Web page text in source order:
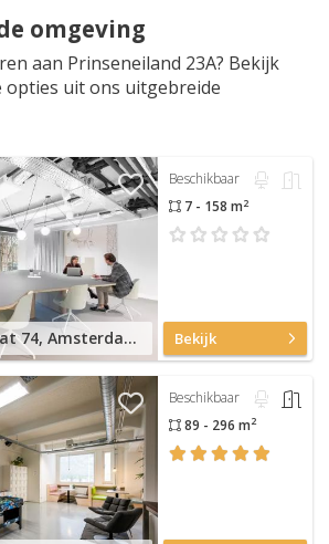
omgeving
aan Prinseneiland 23A? Bekijk
opties uit ons uitgebreide
Grote Bickersstraat 74, Amsterdam Houthavens
Beschikbaar
7 - 158 m2
Bekijk
Beschikbaar
89 - 296 m2